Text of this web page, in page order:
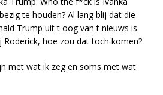
te houden? Al lang blij dat die
Trump uit t oog van t nieuws is
Roderick, hoe zou dat toch komen?
met wat ik zeg en soms met wat